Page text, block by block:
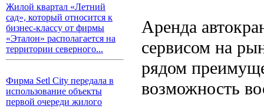
Жилой квартал «Летний
сад», который относится к
бизнес-классу от фирмы
«Эталон» располагается на
территории северного...
Фирма Setl City передала в
использование объекты
первой очереди жилого
Аренда
сервисом на
рядом
возможность